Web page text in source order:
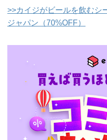
>>カイジがビールを飲むシ
ジャパン（70%OFF）